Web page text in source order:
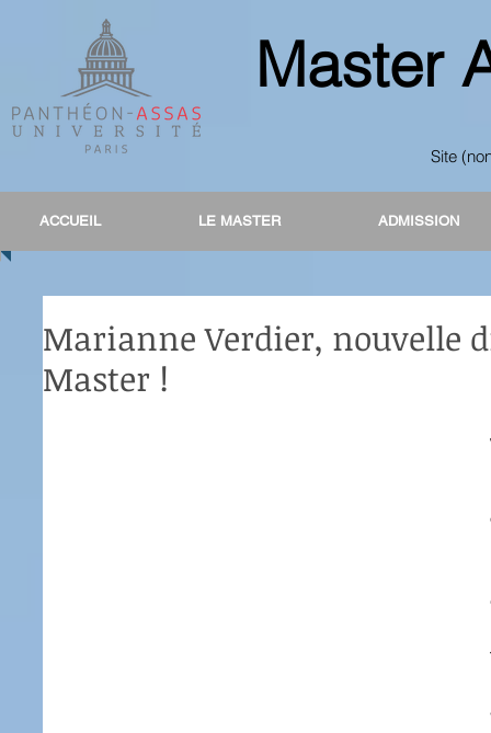
ACCUEIL LE MASTER ADMISSION
Master
Site
ACCUEIL LE MASTER ADMISSION
Marianne Verdier, nouvelle
Master !